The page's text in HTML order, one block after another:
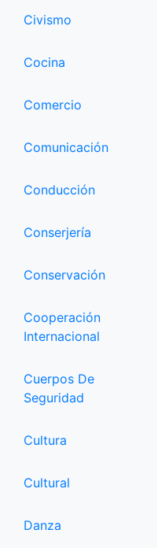
Civismo
Cocina
Comercio
Comunicación
Conducción
Conserjería
Conservación
Cooperación
Internacional
Cuerpos De
Seguridad
Cultura
Cultural
Danza